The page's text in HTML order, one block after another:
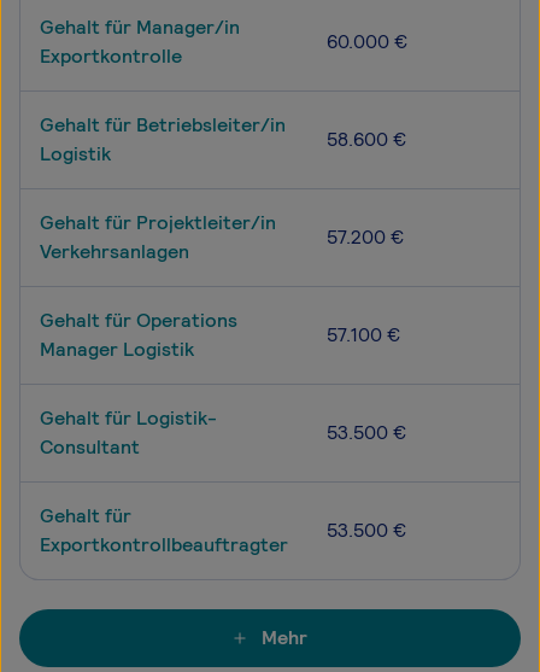
Gehalt für Manager/in
Exportkontrolle
60.000 €
Gehalt für Betriebsleiter/in
Logistik
58.600 €
Gehalt für Projektleiter/in
Verkehrsanlagen
57.200 €
Gehalt für Operations
Manager Logistik
57.100 €
Gehalt für Logistik-
Consultant
53.500 €
Gehalt für
Exportkontrollbeauftragter
53.500 €
Mehr